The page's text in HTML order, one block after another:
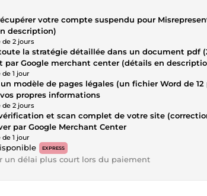
votre compte suspendu pour
description)
2 jours
la stratégie détaillée dans un document pdf
Google merchant center (détails en
1 jour
modèle de pages légales (un fichier Word de
propres informations
2 jours
et scan complet de votre site
par Google Merchant Center
1 jour
EXPRESS
un délai plus court lors du paiement